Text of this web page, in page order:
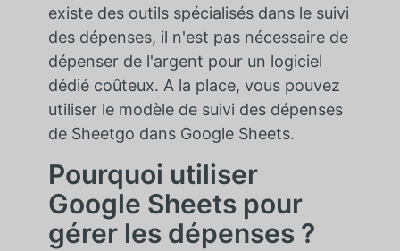
existe des outils spécialisés dans le suivi
des dépenses, il n'est pas nécessaire de
dépenser de l'argent pour un logiciel
dédié coûteux. A la place, vous pouvez
utiliser le modèle de suivi des dépenses
de Sheetgo dans Google Sheets.
Pourquoi utiliser
Google Sheets pour
gérer les dépenses ?